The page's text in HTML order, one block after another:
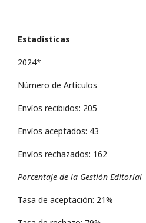
Estadísticas
2024*
Número de Artículos
Envíos recibidos: 205
Envíos aceptados: 43
Envíos rechazados: 162
Porcentaje de la Gestión Editorial
Tasa de aceptación: 21%